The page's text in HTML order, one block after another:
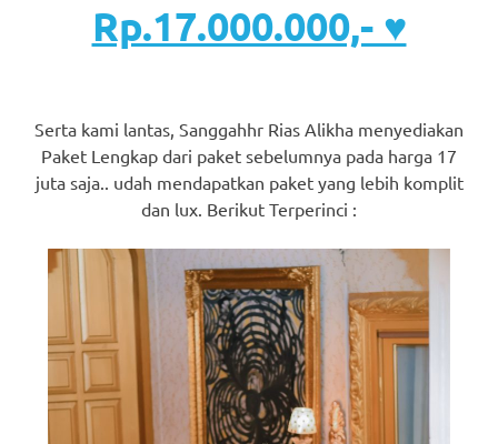
Rp.17.000.000,- ♥
Serta kami lantas, Sanggahhr Rias Alikha menyediakan
Paket Lengkap dari paket sebelumnya pada harga 17
juta saja.. udah mendapatkan paket yang lebih komplit
dan lux. Berikut Terperinci :